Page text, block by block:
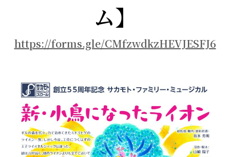
ム】
https://forms.gle/CMfzwdkzHEVJESFJ6